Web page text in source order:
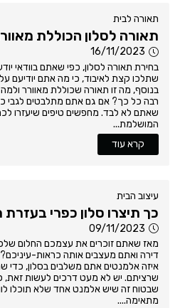
תאורה לבית
תאורה לסלון הכוללת
16/11/2023
בחירת תאורה לסלון, כפי שאתם בוודאי
שתלכו קצת לאיבוד, כי מה אתם יודיעם
בנוסף, מה זו תאורה שכוללת מאוורר
רבה כל כך? אם גם אתם מתלבטים לגבי
שאתם לא לבד. מחפשים טיפים שיעזרו
המושלמת...
קרא עוד
עיצוב הבית
כך תיצרו סלון כפרי
09/11/2023
מאז שאתם זוכרים את עצמכם החלום
דירה ואתם מעצבים אותה כראות-
איזה אלמנטים אתם משלבים בסלון, כדי
שרציתם. יש לא מעט דרכים לעשות זאת,
שבטוח זה שיש אלמנט אחד שלא תוכלו
מתאימה....